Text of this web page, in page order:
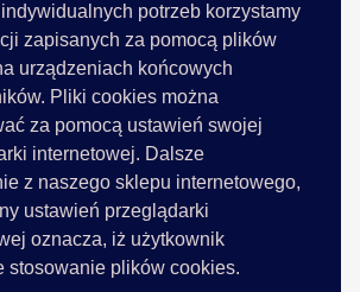
potrzeb korzystamy
zapisanych za pomocą plików
urządzeniach końcowych
Pliki cookies można
za pomocą ustawień swojej
internetowej. Dalsze
z naszego sklepu internetowego,
ustawień przeglądarki
oznacza, iż użytkownik
stosowanie plików cookies.